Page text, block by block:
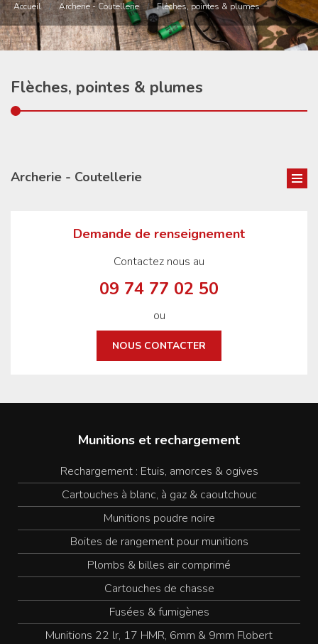
Accueil / Archerie - Coutellerie / Flèches, pointes & plumes
Flèches, pointes & plumes
Archerie - Coutellerie
Demande de renseignement
Contactez nous au
09 74 77 02 50
ou
NOUS CONTACTER
Munitions et rechargement
Rechargement : Etuis, amorces & ogives
Cartouches à blanc, à gaz & caoutchouc
Munitions poudre noire
Boites de rangement pour munitions
Plombs & billes air comprimé
Cartouches de chasse
Fusées & fumigènes
Munitions 22 lr, 17 HMR, 6mm & 9mm Flobert